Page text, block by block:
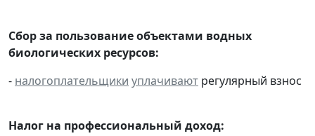
Сбор за пользование объектами водных
биологических ресурсов:
- налогоплательщики уплачивают регулярный взнос
Налог на профессиональный доход: